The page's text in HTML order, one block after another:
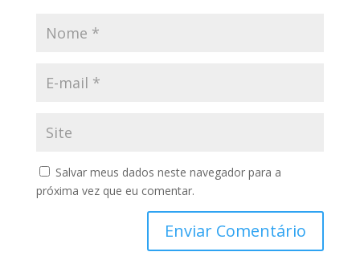
Salvar meus dados neste navegador para a
próxima vez que eu comentar.